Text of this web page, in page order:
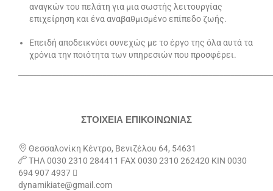
αναγκών του πελάτη για μια σωστής λειτουργίας
επιχείρηση και ένα αναβαθμισμένο επίπεδο ζωής.
Επειδή αποδεικνύει συνεχώς με το έργο της όλα αυτά τα
χρόνια την ποιότητα των υπηρεσιών που προσφέρει.
ΣΤΟΙΧΕΙΑ ΕΠΙΚΟΙΝΩΝΙΑΣ
 Θεσσαλονίκη Κέντρο, Βενιζέλου 64, 54631
 ΤΗΛ 0030 2310 284411 FAX 0030 2310 262420 ΚΙΝ 0030
694 907 4937 
dynamikiate@gmail.com